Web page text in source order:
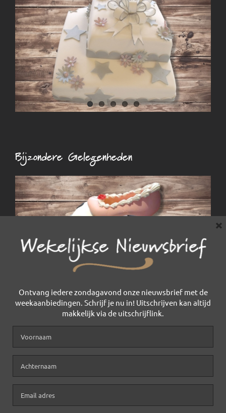
Bijzondere Gelegenheden
Ontvang iedere zondagavond onze nieuwsbrief met de
weekaanbiedingen. Schrijf je nu in! Uitschrijven kan altijd
makkelijk via de uitschrijflink.
×